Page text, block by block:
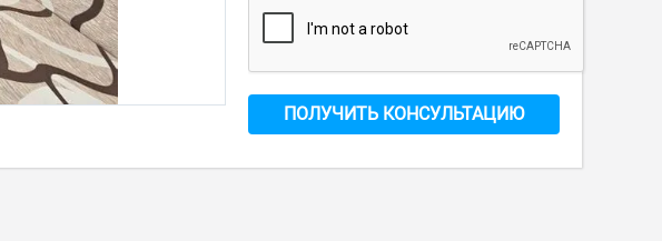
ПОЛУЧИТЬ КОНСУЛЬТАЦИЮ